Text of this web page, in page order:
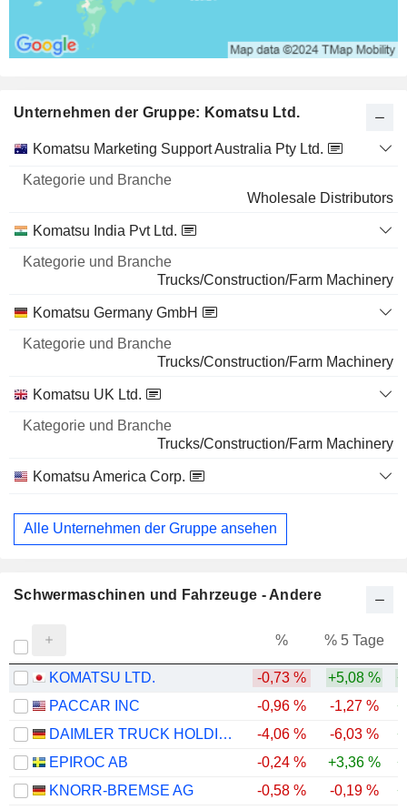
Unternehmen der Gruppe: Komatsu Ltd.
Name
Kategorie
Branche
Komatsu Marketing Support Australia Pty Ltd.
Wholesale Distributors
Komatsu India Pvt Ltd.
Trucks/Construction/Farm Machinery
Komatsu Germany GmbH
Trucks/Construction/Farm Machinery
Komatsu UK Ltd.
Trucks/Construction/Farm Machinery
Komatsu America Corp.
Trucks/Construction/Farm Machinery
Alle Unternehmen der Gruppe ansehen
Schwermaschinen und Fahrzeuge - Andere
% % 5 Tage
KOMATSU LTD. -0,73 % +5,08 %
PACCAR INC
-0,96 % -1,27 %
DAIMLER TRUCK HOLDING AG
-4,06 % -6,03 %
EPIROC AB
-0,24 % +3,36 %
KNORR-BREMSE AG
-0,58 % -0,19 %